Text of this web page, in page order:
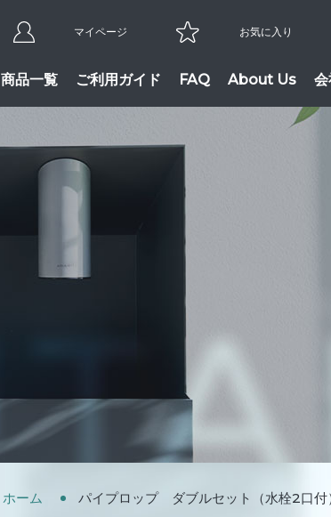
マイページ お気に入り
商品一覧 ご利用ガイド FAQ About Us
ホーム パイプロップ ダブルセット（水栓2口付